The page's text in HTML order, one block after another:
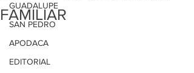
GUADALUPE
SAN PEDRO
APODACA
EDITORIAL
FAMILIAR